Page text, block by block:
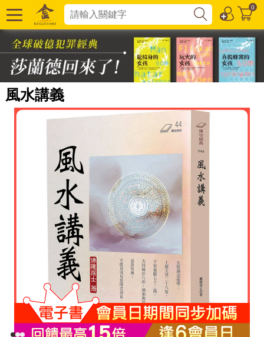
0
風水講義